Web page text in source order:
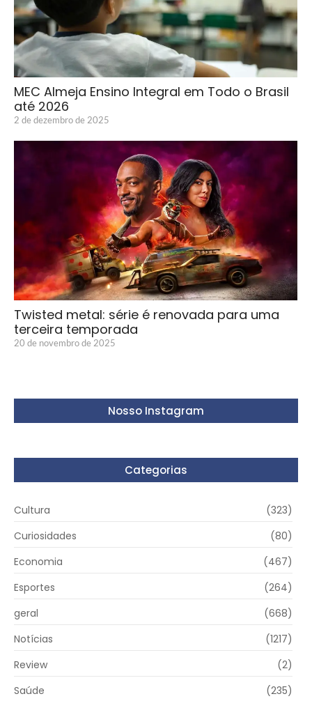
MEC Almeja Ensino Integral em Todo o Brasil
até 2026
2 de dezembro de 2025
Twisted metal: série é renovada para uma
terceira temporada
20 de novembro de 2025
Nosso Instagram
Categorias
Cultura
(323)
Curiosidades
(80)
Economia
(467)
Esportes
(264)
geral
(668)
Notícias
(1217)
Review
(2)
Saúde
(235)